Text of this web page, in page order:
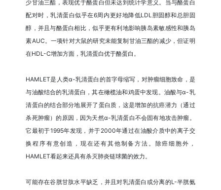
少甘油三酯，表现优于酪蛋白但未达到统计学意义。当与酪蛋白
配对时，乳清蛋白似乎在6周内更好地降低LDL胆固醇和总胆固
醇，并且与酪蛋白相比，似乎更有利地影响胰岛素敏感性和胰岛
素AUC。一项针对大鼠的研究未能复制甘油三酯的减少，但证明
在HDL-C增加方面，乳清蛋白优于酪蛋白。
HAMLET是人类α-乳清蛋白的首字母缩写，对肿瘤细胞致命，是
与油酸结合的乳清蛋白，其在橄榄油和鸡蛋中发现。油酸与α-乳
清蛋白的结合部分地展开了蛋白质，这是增加的抗癌潜力（通过
杀死肿瘤）的原因，因为天然α-乳清蛋白不会固有地攻击肿瘤。
它最初于1995年发现，并于2000年通过在油酸介质中的离子交
换程序有意创造，现在还有其他制备方法。除癌细胞外，
HAMLET看起来还具有杀灭肺炎链球菌的效力。
可能存在谷胱甘肽水平缺乏，并且对乳清蛋白或分离的L-半胱氨